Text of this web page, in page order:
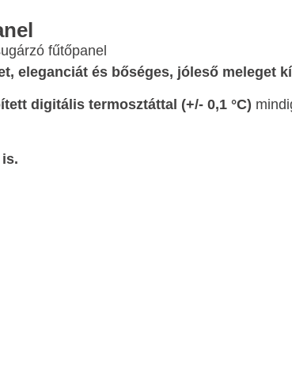
fűtőpanel
eleganciát és bőséges, jóleső meleget
digitális termosztáttal (+/- 0,1 °C)